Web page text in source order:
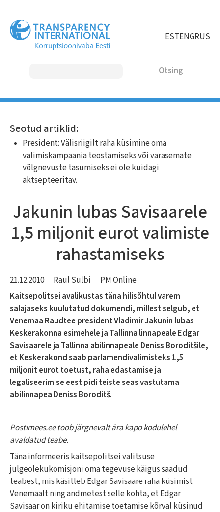
edasi
põhisisu
juurde
ESTENGRUS
MAIN
NAVIGATION
Jakunin lubas Savisaarele
1,5 miljonit eurot valimiste
rahastamiseks
21.12.2010 Raul Sulbi
PM Online
Kaitsepolitsei avalikustas täna hilisõhtul varem
salajaseks kuulutatud dokumendi, millest selgub, et
Venemaa Raudtee president Vladimir Jakunin lubas
Keskerakonna esimehele ja Tallinna linnapeale Edgar
Savisaarele ja Tallinna abilinnapeale Deniss Boroditšile,
et Keskerakond saab parlamendivalimisteks 1,5
miljonit eurot toetust, raha edastamise ja
legaliseerimise eest pidi teiste seas vastutama
abilinnapea Deniss Boroditš.
Postimees.ee toob järgnevalt ära kapo kodulehel
avaldatud teabe.
Täna informeeris kaitsepolitsei valitsuse
julgeolekukomisjoni oma tegevuse käigus saadud
teabest, mis käsitleb Edgar Savisaare raha küsimist
Venemaalt ning andmetest selle kohta, et Edgar
Savisaar on kiriku ehitamise toetamise kõrval küsinud
Seotud artiklid:
President: Välisriigilt raha küsimine oma
valimiskampaania teostamiseks või varasemate
võlgnevuste tasumiseks ei ole kuidagi
aktsepteeritav.